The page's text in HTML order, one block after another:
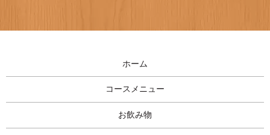
ホーム
コースメニュー
お飲み物